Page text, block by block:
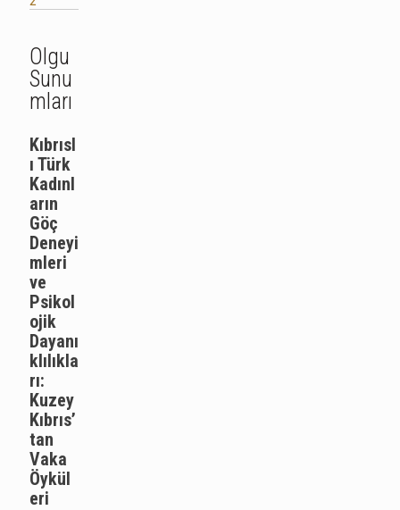
Olgu
Sunu
mları
Kıbrısl
ı Türk
Kadınl
arın
Göç
Deneyi
mleri
ve
Psikol
ojik
Dayanı
klılıkla
rı:
Kuzey
Kıbrıs’
tan
Vaka
Öykül
eri